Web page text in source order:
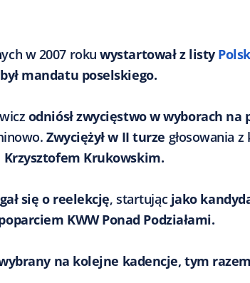
w 2007 roku wystartował z listy
mandatu poselskiego.
odniósł zwycięstwo w wyborach na
Zwyciężył w II turze głosowania
Krzysztofem Krukowskim.
się o reelekcję, startującjako
KWW Ponad Podziałami.
na kolejne kadencje, tym